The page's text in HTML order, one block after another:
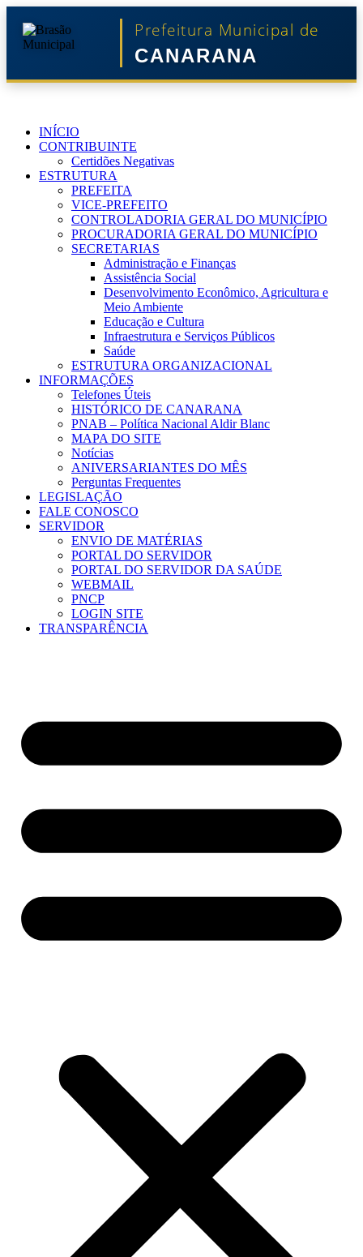
Prefeitura Municipal de
CANARANA
INÍCIO
CONTRIBUINTE
Certidões Negativas
ESTRUTURA
PREFEITA
VICE-PREFEITO
CONTROLADORIA GERAL DO MUNICÍPIO
PROCURADORIA GERAL DO MUNICÍPIO
SECRETARIAS
Administração e Finanças
Assistência Social
Desenvolvimento Econômico, Agricultura e
Meio Ambiente
Educação e Cultura
Infraestrutura e Serviços Públicos
Saúde
ESTRUTURA ORGANIZACIONAL
INFORMAÇÕES
Telefones Úteis
HISTÓRICO DE CANARANA
PNAB – Política Nacional Aldir Blanc
MAPA DO SITE
Notícias
ANIVERSARIANTES DO MÊS
Perguntas Frequentes
LEGISLAÇÃO
FALE CONOSCO
SERVIDOR
ENVIO DE MATÉRIAS
PORTAL DO SERVIDOR
PORTAL DO SERVIDOR DA SAÚDE
WEBMAIL
PNCP
LOGIN SITE
TRANSPARÊNCIA